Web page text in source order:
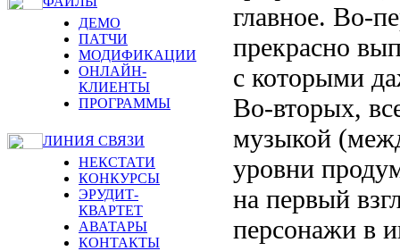
ДЕМО
ПАТЧИ
МОДИФИКАЦИИ
ОНЛАЙН-
КЛИЕНТЫ
ПРОГРАММЫ
ЛИНИЯ СВЯЗИ
НЕКСТАТИ
КОНКУРСЫ
ЭРУДИТ-
КВАРТЕТ
АВАТАРЫ
КОНТАКТЫ
главное. Во-
прекрасно
с которыми
Во-вторых,
музыкой
уровни
на первый
персонажи в